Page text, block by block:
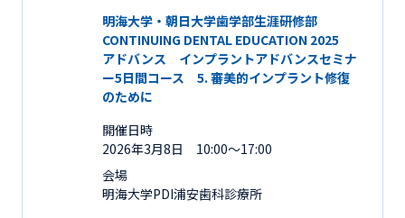
明海大学・朝日大学歯学部生涯研修部
CONTINUING DENTAL EDUCATION 2025
アドバンス インプラントアドバンスセミナ
ー5日間コース 5. 審美的インプラント修復
のために
開催日時
2026年3月8日 10:00～17:00
会場
明海大学PDI浦安歯科診療所